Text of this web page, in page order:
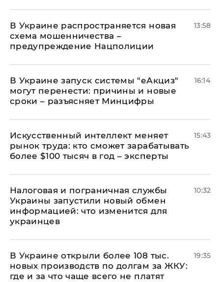
В Украине распространяется новая
схема мошенничества –
предупреждение Нацполиции
13:58
В Украине запуск системы "еАкциз"
могут перенести: причины и новые
сроки – разъясняет Минцифры
16:14
Искусственный интеллект меняет
рынок труда: кто сможет зарабатывать
более $100 тысяч в год – эксперты
15:43
Налоговая и пограничная службы
Украины запустили новый обмен
информацией: что изменится для
украинцев
10:32
В Украине открыли более 108 тыс.
новых производств по долгам за ЖКУ:
где и за что чаще всего не платят
19:35